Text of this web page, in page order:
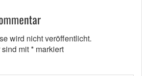
wird nicht veröffentlicht.
mit* markiert